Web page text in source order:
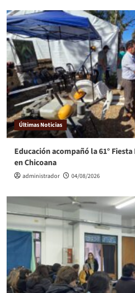
Últimas Noticias
Educación acompañó la 61°
en Chicoana
administrador 04/08/2026